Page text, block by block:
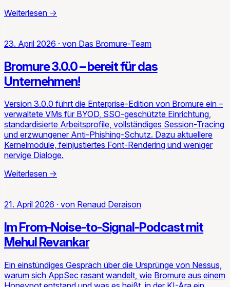
Weiterlesen →
23. April 2026 · von Das Bromure-Team
Bromure 3.0.0 – bereit für das
Unternehmen!
Version 3.0.0 führt die Enterprise-Edition von Bromure ein –
verwaltete VMs für BYOD, SSO-geschützte Einrichtung,
standardisierte Arbeitsprofile, vollständiges Session-Tracing
und erzwungener Anti-Phishing-Schutz. Dazu aktuellere
Kernelmodule, feinjustiertes Font-Rendering und weniger
nervige Dialoge.
Weiterlesen →
21. April 2026 · von Renaud Deraison
Im From-Noise-to-Signal-Podcast mit
Mehul Revankar
Ein einstündiges Gespräch über die Ursprünge von Nessus,
warum sich AppSec rasant wandelt, wie Bromure aus einem